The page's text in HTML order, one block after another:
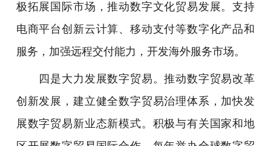
极拓展国际市场，推动数字文化贸易发展。支持
电商平台创新云计算、移动支付等数字化产品和
服务，加强远程交付能力，开发海外服务市场。
四是大力发展数字贸易。推动数字贸易改革
创新发展，建立健全数字贸易治理体系，加快发
展数字贸易新业态新模式。积极与有关国家和地